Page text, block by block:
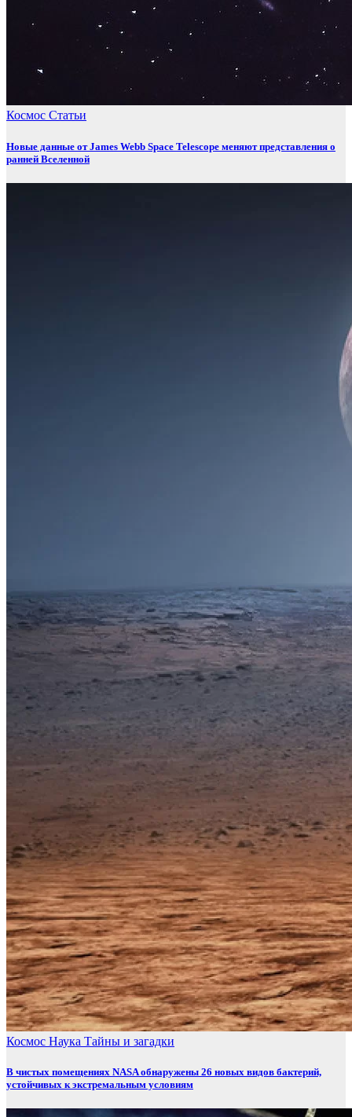
Космос Статьи
Новые данные от James Webb Space Telescope меняют представления о
ранней Вселенной
Космос Наука Тайны и загадки
В чистых помещениях NASA обнаружены 26 новых видов бактерий,
устойчивых к экстремальным условиям